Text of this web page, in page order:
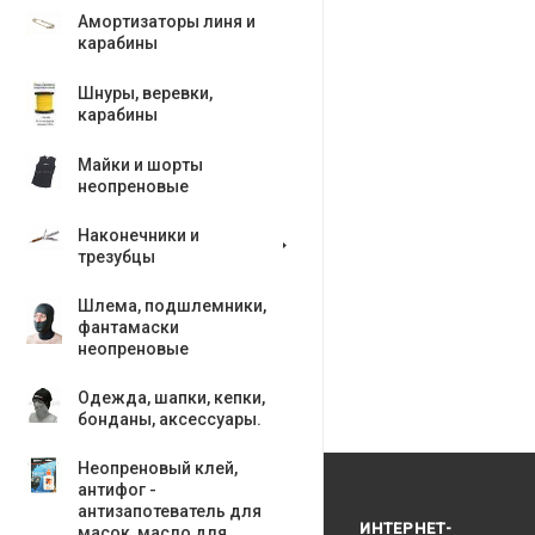
Амортизаторы линя и
карабины
Шнуры, веревки,
карабины
Майки и шорты
неопреновые
Наконечники и
трезубцы
Шлема, подшлемники,
фантамаски
неопреновые
Одежда, шапки, кепки,
бонданы, аксесcуары.
Неопреновый клей,
антифог -
антизапотеватель для
ИНТЕРНЕТ-